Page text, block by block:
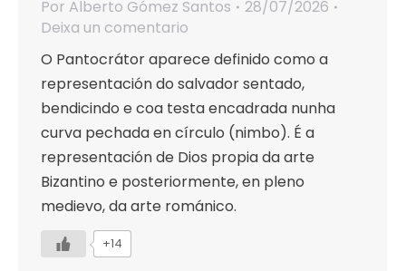
Por Alberto Gómez Santos
28/07/2026
Deixa un comentario
O Pantocrátor aparece definido como a
representación do salvador sentado,
bendicindo e coa testa encadrada nunha
curva pechada en círculo (nimbo). É a
representación de Dios propia da arte
Bizantino e posteriormente, en pleno
medievo, da arte románico.
+14